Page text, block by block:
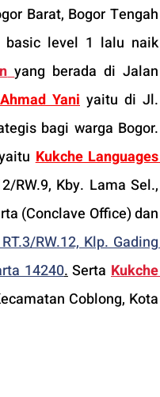
Barat, Bogor Tengah
basic level 1 lalu naik
yang berada di Jalan
Yani yaitu di Jl.
bagi warga Bogor.
Kukche Languages
RW.9, Kby. Lama Sel.,
RW.12, Klp. Gading
14240. Serta Kukche
Coblong, Kota